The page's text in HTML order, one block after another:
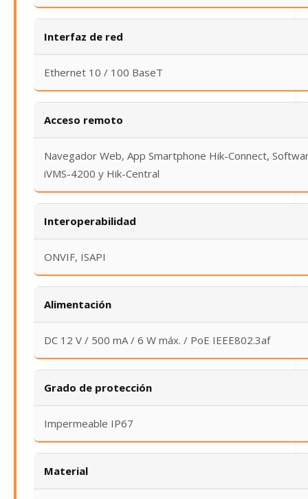
Interfaz de red
Ethernet 10 / 100 BaseT
Acceso remoto
Navegador Web, App Smartphone Hik-Connect,
iVMS-4200 y Hik-Central
Interoperabilidad
ONVIF, ISAPI
Alimentación
DC 12 V / 500 mA / 6 W máx. / PoE IEEE802.3af
Grado de protección
Impermeable IP67
Material